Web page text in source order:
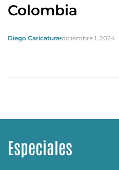
Colombia
Diego Caricatura diciembre 1, 2024
Especiales